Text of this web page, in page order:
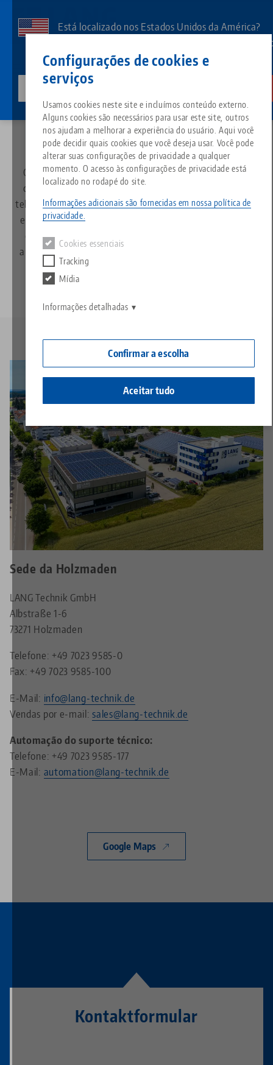
Configurações de cookies e
serviços
Usamos cookies neste site e incluímos conteúdo externo.
Alguns cookies são necessários para usar este site, outros
nos ajudam a melhorar a experiência do usuário. Aqui você
pode decidir quais cookies que você deseja usar. Você pode
alterar suas configurações de privacidade a qualquer
momento. O acesso às configurações de privacidade está
localizado no rodapé do site.
Informações adicionais são fornecidas em nossa política de
privacidade.
Cookies essenciais
Tracking
Mídia
Informações detalhadas
Confirmar a escolha
Aceitar tudo
Está localizado nos Estados Unidos da América?
Aceda à nossa página dos EUA para ver o
específico do país.
lang-technik-usa.com
Tudo em uma única solução
Sistema de fixação por ponto
Grupo de produtos
Tipos de produtos
Sobre a LANG
Filosofia
Downloads
FAQ
Blog
Notícias
Produtos correspondentes
Desculpe. Não foi possível encontrar nenhum resultado.
Ir para a página do produto
Serviços
Quicklinks
Search
Downloads
Downloads
Vídeos
Breadcrumb
Entre em contato conosco
Ou deixe-nos uma mensagem usando o formulário de
contato. Teremos o maior prazer em aconselhá-lo por
telefone, videoconferência ou em uma reunião presencial
em um de nossos centros de treinamento. Se desejar, é
claro que podemos ir à sua empresa para discutir sua
aplicação de fixação ou simplesmente para demonstrar
Sede da Holzmaden
LANG Technik GmbH
Albstraße 1-6
73271 Holzmaden
Telefone: +49 7023 9585-0
Fax: +49 7023 9585-100
E-Mail: info@lang-technik.de
Vendas por e-mail:sales@lang-technik.de
Automação do suporte técnico:
Telefone: +49 7023 9585-177
E-Mail: automation@lang-technik.de
Google Maps
Kontaktformular